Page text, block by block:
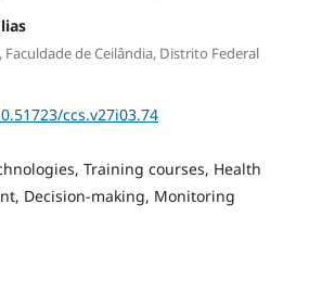
de Ceilândia, Distrito Federal
ccs.v27i03.74
Training courses, Health
Decision‑making, Monitoring